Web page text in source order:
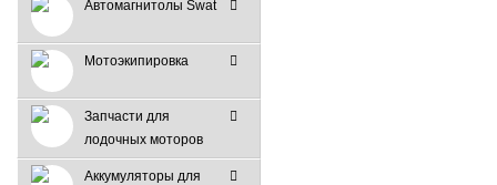
Автомагнитолы Swat
Мотоэкипировка
Запчасти для
лодочных моторов
Аккумуляторы для